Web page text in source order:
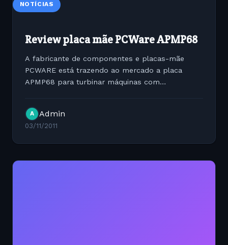
NOTÍCIAS
Review placa mãe PCWare APMP68
A fabricante de componentes e placas-mãe
PCWARE está trazendo ao mercado a placa
APMP68 para turbinar máquinas com
processadores multi-core da AMD e também o...
A Admin
03/11/2011